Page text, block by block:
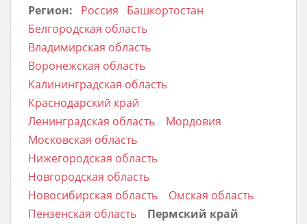
Регион: Россия
Башкортостан
Белгородская область
Владимирская область
Воронежская область
Калининградская область
Краснодарский край
Ленинградская область
Мордовия
Московская область
Нижегородская область
Новгородская область
Новосибирская область
Омская область
Пензенская область
Пермский край